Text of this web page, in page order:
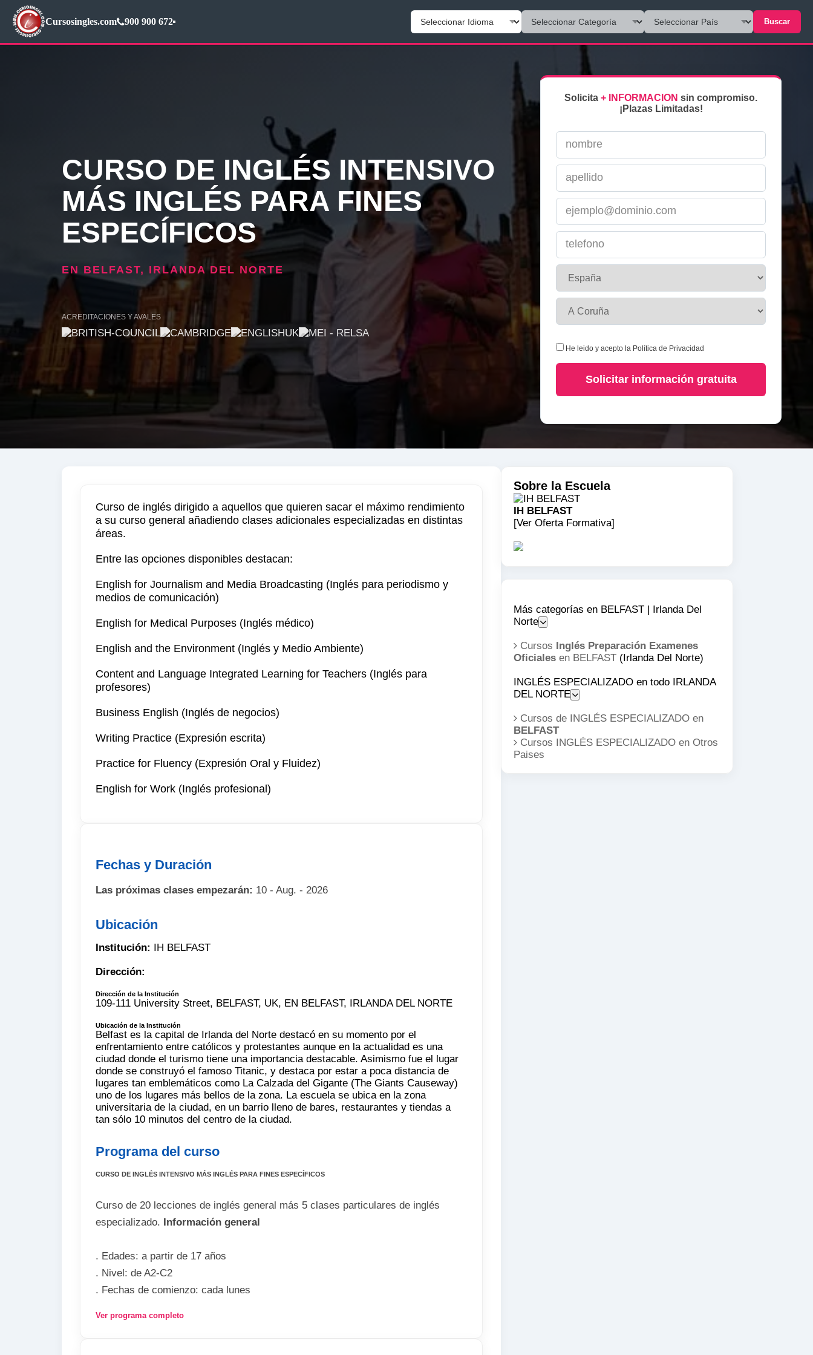
Cursosingles.com 900 900 672 Buscar
CURSO DE INGLÉS INTENSIVO
MÁS INGLÉS PARA FINES
ESPECÍFICOS
EN BELFAST, IRLANDA DEL NORTE
ACREDITACIONES Y AVALES
Solicita + INFORMACION sin compromiso.
¡Plazas Limitadas!
He leido y acepto la Política de Privacidad
Solicitar información gratuita
Curso de inglés dirigido a aquellos que quieren sacar el máximo rendimiento
a su curso general añadiendo clases adicionales especializadas en distintas
áreas.
Entre las opciones disponibles destacan:
English for Journalism and Media Broadcasting (Inglés para periodismo y
medios de comunicación)
English for Medical Purposes (Inglés médico)
English and the Environment (Inglés y Medio Ambiente)
Content and Language Integrated Learning for Teachers (Inglés para
profesores)
Business English (Inglés de negocios)
Writing Practice (Expresión escrita)
Practice for Fluency (Expresión Oral y Fluidez)
English for Work (Inglés profesional)
Fechas y Duración
Las próximas clases empezarán: 10 - Aug. - 2026
Ubicación
Institución: IH BELFAST
Dirección:
Dirección de la Institución
109-111 University Street, BELFAST, UK, EN BELFAST, IRLANDA DEL NORTE
Ubicación de la Institución
Belfast es la capital de Irlanda del Norte destacó en su momento por el
enfrentamiento entre católicos y protestantes aunque en la actualidad es una
ciudad donde el turismo tiene una importancia destacable. Asimismo fue el lugar
donde se construyó el famoso Titanic, y destaca por estar a poca distancia de
lugares tan emblemáticos como La Calzada del Gigante (The Giants Causeway)
uno de los lugares más bellos de la zona. La escuela se ubica en la zona
universitaria de la ciudad, en un barrio lleno de bares, restaurantes y tiendas a
tan sólo 10 minutos del centro de la ciudad.
Programa del curso
CURSO DE INGLÉS INTENSIVO MÁS INGLÉS PARA FINES ESPECÍFICOS
Curso de 20 lecciones de inglés general más 5 clases particulares de inglés
especializado. Información general
. Edades: a partir de 17 años
. Nivel: de A2-C2
. Fechas de comienzo: cada lunes
Ver programa completo
Sobre la Escuela
IH BELFAST
[Ver Oferta Formativa]
Más categorías en BELFAST | Irlanda Del
Norte
Cursos Inglés Preparación Examenes
Oficiales en BELFAST (Irlanda Del Norte)
INGLÉS ESPECIALIZADO en todo IRLANDA
DEL NORTE
Cursos de INGLÉS ESPECIALIZADO en
BELFAST
Cursos INGLÉS ESPECIALIZADO en Otros
Paises